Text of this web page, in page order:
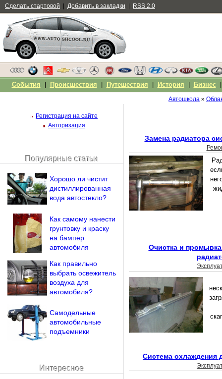
Автошкола »
Замена радиатора
Очистка и
Система охлаждения
Регистрация на сайте
Авторизация
Напомнить пароль?
Популярные статьи
Хорошо ли чистит
дистиллированная
вода автостекло?
Как самому нанести
грунтовку и краску
на бампер
автомобиля
Как правильно
выбрать освежитель
воздуха для
автомобиля?
Самодельные
автомобильные
подъемники
Интересное
Сделать стартовой Добавить в закладки RSS 2.0
События Происшествия Путешествия История Бизнес